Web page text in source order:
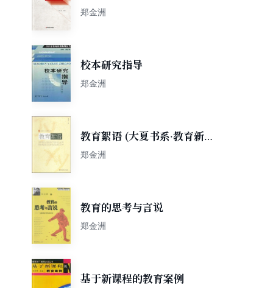
郑金洲
校本研究指导
郑金洲
教育絮语 (大夏书系·教育新思
考)
郑金洲
教育的思考与言说
郑金洲
基于新课程的教育案例